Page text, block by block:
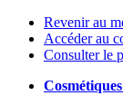
Revenir au
Accéder au
Consulter le